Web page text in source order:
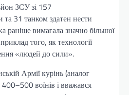
ЗСУ зі 157
31 танком здатен нести
раніше вимагала значно більшої
того, як технології
«людей до сили».
Армії курінь (аналог
воїнів і вважався